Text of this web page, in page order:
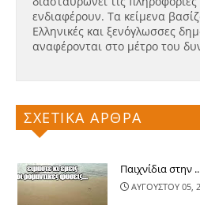
ενδιαφέρουν. Τα κείμενα
Ελληνικές και ξενόγλωσσες
αναφέρονται στο μέτρο του
ΣΧΕΤΙΚΑ ΑΡΘΡΑ
Παιχνίδια
ΑΥΓΟΥΣΤΟΥ 05,